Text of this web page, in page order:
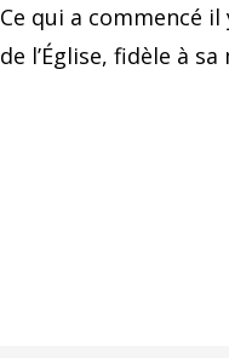
Ce qui a commencé
de l’Église, fidèle à